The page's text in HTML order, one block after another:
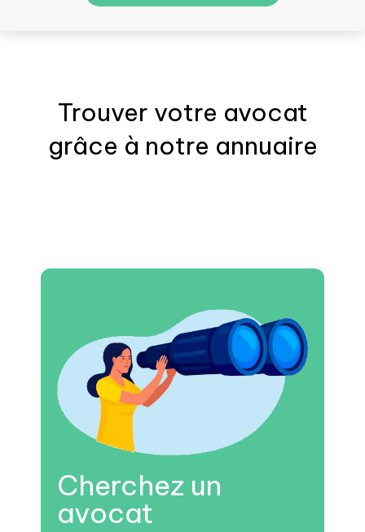
Trouver votre avocat
grâce à notre annuaire
Cherchez un
avocat